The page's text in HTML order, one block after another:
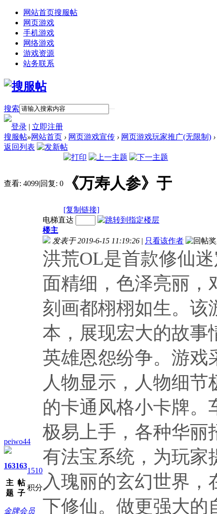
网站首页搜服帖
网页游戏
手机游戏
网络游戏
游戏资源
站务联系
搜索
登录 | 立即注册
搜服帖»网站首页 › 网页游戏宣传 › 网页游戏玩家推广(无限制) ›
返回列表
查看: 4099|回复: 0 《万寿人参》于
[复制链接]
peiwo44
163
主
题
163
帖
子
1510
积分
金牌会员
电梯直达
楼主
发表于 2019-6-15 11:19:26 | 只看该作者
洪荒OL是首款修仙
面精细，色泽亮丽，
刻画都栩栩如生。该
本，展现宏大的故事
英雄恩怨纷争。游戏
人物显示，人物细
的卡通风格小卡牌。
极易上手，各种华丽
有法宝系统，为玩家
入瑰丽的玄幻世界
下修仙。做更强大的